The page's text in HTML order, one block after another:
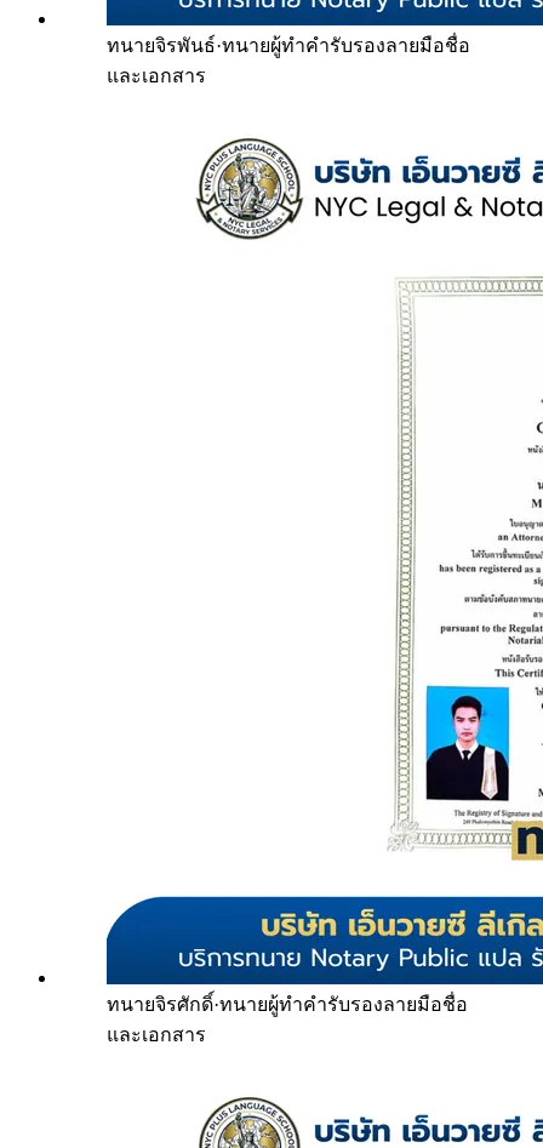
ทนายจิรพันธ์·ทนายผู้ทำคำรับรองลายมือชื่อ
และเอกสาร
ทนายจิรศักดิ์·ทนายผู้ทำคำรับรองลายมือชื่อ
และเอกสาร